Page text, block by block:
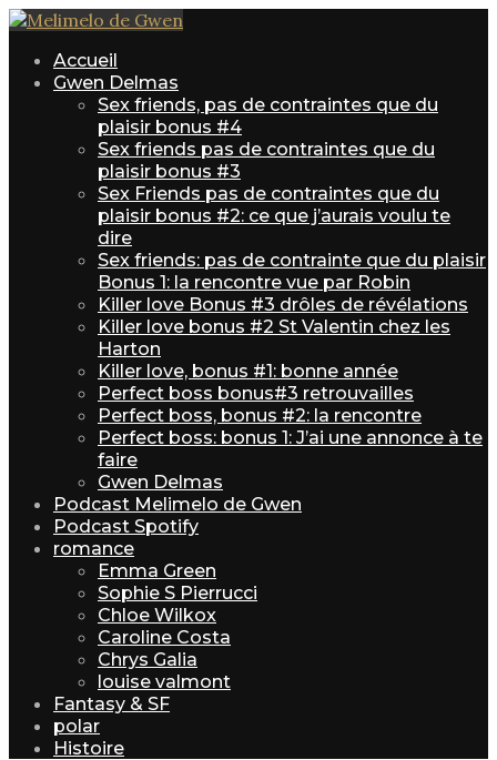
Accueil
Gwen Delmas
Sex friends, pas de contraintes que du
plaisir bonus #4
Sex friends pas de contraintes que du
plaisir bonus #3
Sex Friends pas de contraintes que du
plaisir bonus #2: ce que j’aurais voulu te
dire
Sex friends: pas de contrainte que du plaisir
Bonus 1: la rencontre vue par Robin
Killer love Bonus #3 drôles de révélations
Killer love bonus #2 St Valentin chez les
Harton
Killer love, bonus #1: bonne année
Perfect boss bonus#3 retrouvailles
Perfect boss, bonus #2: la rencontre
Perfect boss: bonus 1: J’ai une annonce à te
faire
Gwen Delmas
Podcast Melimelo de Gwen
Podcast Spotify
romance
Emma Green
Sophie S Pierrucci
Chloe Wilkox
Caroline Costa
Chrys Galia
louise valmont
Fantasy & SF
polar
Histoire